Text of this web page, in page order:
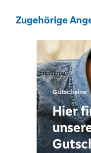
Zugehörige
Gutscheine
Hier